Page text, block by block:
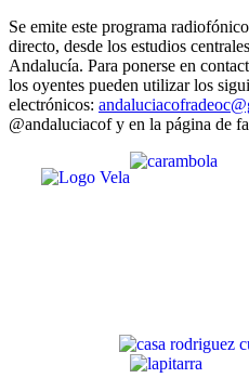
Se emite este programa
directo, desde los estudios
Andalucía. Para ponerse en
los oyentes pueden utilizar los
electrónicos:
@andaluciacof y en la página de